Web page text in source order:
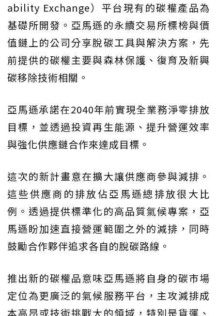
ability Exchange）平台現有的碳權產品為
基礎所開發。亞馬遜的永續交易所標榜與價
值鏈上的公司分享脫碳工具與解決方案，先
前提供的碳權主要與森林保護、復育及新興
碳移除技術相關。
亞馬遜承諾在2040年前實現全業務淨零排放
目標，並透過投資再生能源、提升營運效率
與強化供應鏈合作來達成目標。
這次的新計畫意在擴大讓供應商參與減排。
這些供應商的排放佔亞馬遜總排放很大比
例。透過提供標準化的高品質氣候專案，亞
馬遜盼加速直接營運範圍之外的減排，同時
鼓勵合作夥伴追求各自的脫碳路線。
推出新的碳權品意味亞馬遜將自身的碳市場
定位為更廣泛的氣候服務平台，主攻減排成
本高昂或技術挑戰大的領域，特別是貨運、